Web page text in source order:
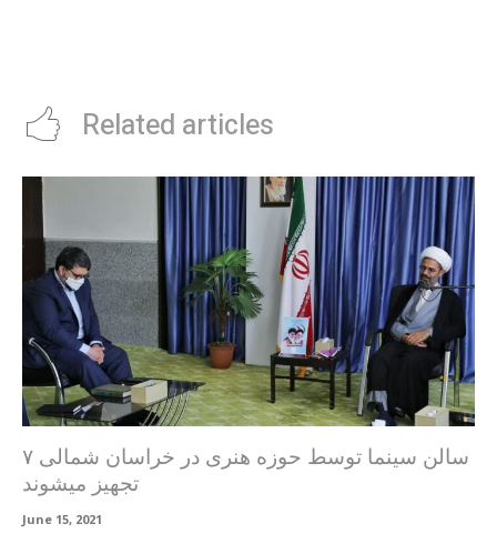
Related articles
۷ سالن سینما توسط حوزه هنری در خراسان شمالی
تجهیز میشوند
June 15, 2021